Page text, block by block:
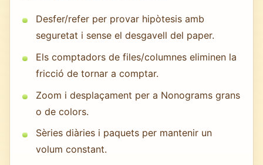
Desfer/refer per provar hipòtesis amb
seguretat i sense el desgavell del paper.
Els comptadors de files/columnes eliminen la
fricció de tornar a comptar.
Zoom i desplaçament per a Nonograms grans
o de colors.
Sèries diàries i paquets per mantenir un
volum constant.